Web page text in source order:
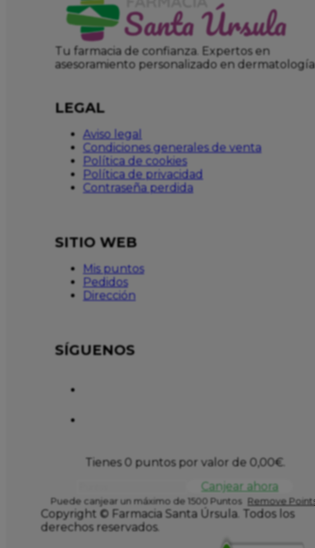
Tu farmacia de confianza. Expertos en
asesoramiento personalizado en dermatología
LEGAL
Aviso legal
Condiciones generales de venta
Política de cookies
Política de privacidad
Contraseña perdida
SITIO WEB
Mis puntos
Pedidos
Dirección
SÍGUENOS
Tienes 0 puntos por valor de 0,00€.
Canjear ahora
Puede canjear un máximo de 1500 Puntos Remove
Copyright © Farmacia Santa Úrsula. Todos los
derechos reservados.